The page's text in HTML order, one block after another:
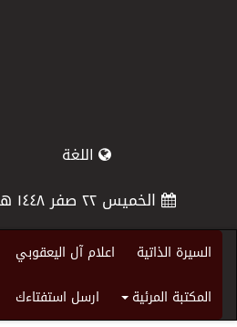
اللغة
الخميس ٢٢ صفر ١٤٤٨ هـ
السيرة الذاتية اعلام آل اليعقوبي
المكتبة المرئية ارسل استفتاءك